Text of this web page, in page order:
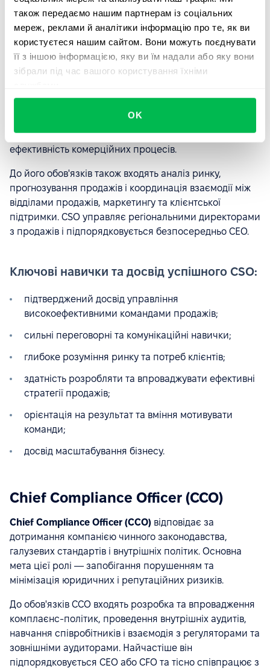
також передаємо нашим партнерам із соціальних
мереж, реклами й аналітики інформацію про те, як ви
користуєтеся нашим сайтом. Вони можуть поєднувати
її з іншою інформацією, яку ви їм надали або яку вони
зібрали під час вашого користування їхніми
OK
досвід у сферах аудиту, страхування або
комплаєнсу.
Chief Sales Officer (CSO)
компанії. Він керує командами продажів, розвиває
відносини з ключовими клієнтами та контролює
ефективність комерційних процесів.
До його обов'язків також входять аналіз ринку,
прогнозування продажів і координація взаємодії між
відділами продажів, маркетингу та клієнтської
підтримки. CSO управляє регіональними директорами
з продажів і підпорядковується безпосередньо CEO.
Ключові навички та досвід успішного CSO:
підтверджений досвід управління
високоефективними командами продажів;
сильні переговорні та комунікаційні навички;
глибоке розуміння ринку та потреб клієнтів;
здатність розробляти та впроваджувати ефективні
стратегії продажів;
орієнтація на результат та вміння мотивувати
команди;
досвід масштабування бізнесу.
Chief Compliance Officer (CCO)
Chief Compliance Officer (CCO) відповідає за
дотримання компанією чинного законодавства,
галузевих стандартів і внутрішніх політик. Основна
мета цієї ролі — запобігання порушенням та
мінімізація юридичних і репутаційних ризиків.
До обов'язків CCO входять розробка та впровадження
комплаєнс-політик, проведення внутрішніх аудитів,
навчання співробітників і взаємодія з регуляторами та
зовнішніми аудиторами. Найчастіше він
підпорядковується CEO або CFO та тісно співпрацює з